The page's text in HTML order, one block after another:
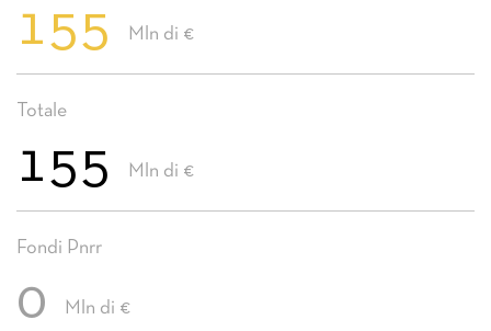
155 Mln di €
Totale
155 Mln di €
Fondi Pnrr
0 Mln di €